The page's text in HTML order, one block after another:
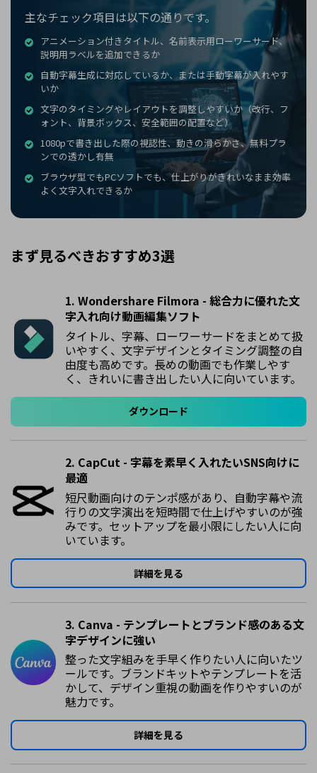
主なチェック項目は以下の通りです。
アニメーション付きタイトル、名前表示用ローワーサード、
説明用ラベルを追加できるか
自動字幕生成に対応しているか、または手動字幕が入れやす
いか
文字のタイミングやレイアウトを調整しやすいか（改行、フ
ォント、背景ボックス、安全範囲の配置など）
1080pで書き出した際の視認性、動きの滑らかさ、無料プラ
ンでの透かし有無
ブラウザ型でもPCソフトでも、仕上がりがきれいなまま効率
よく文字入れできるか
まず見るべきおすすめ3選
1. Wondershare Filmora - 総合力に優れた文
字入れ向け動画編集ソフト
タイトル、字幕、ローワーサードをまとめて扱
いやすく、文字デザインとタイミング調整の自
由度も高めです。長めの動画でも作業しやす
く、きれいに書き出したい人に向いています。
ダウンロード
2. CapCut- 字幕を素早く入れたいSNS向けに
最適
短尺動画向けのテンポ感があり、自動字幕や流
行りの文字演出を短時間で仕上げやすいのが強
みです。セットアップを最小限にしたい人に向
いています。
詳細を見る
3. Canva - テンプレートとブランド感のある文
字デザインに強い
整った文字組みを手早く作りたい人に向いたツ
ールです。ブランドキットやテンプレートを活
かして、デザイン重視の動画を作りやすいのが
魅力です。
詳細を見る